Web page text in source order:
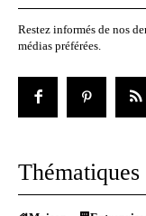
Restez informés de nos
médias préférées.
Thématiques